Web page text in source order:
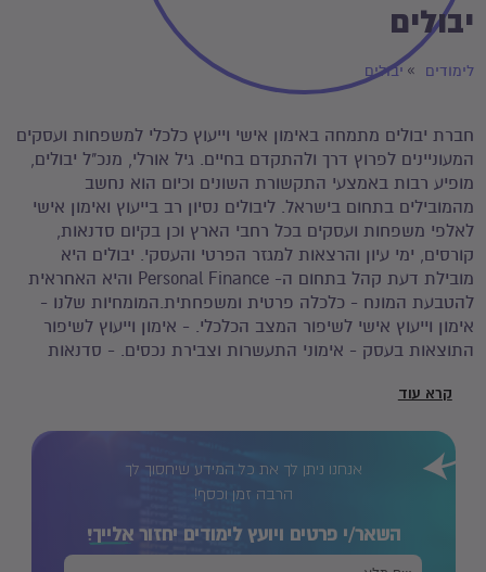
יבולים
לימודים יבולים
חברת יבולים מתמחה באימון אישי וייעוץ כלכלי למשפחות ועסקים
המעוניינים לפרוץ דרך ולהתקדם בחיים. גיל אורלי, מנכ"ל יבולים,
מופיע רבות באמצעי התקשורת השונים וכיום הוא נחשב
מהמובילים בתחום בישראל. ליבולים נסיון רב בייעוץ ואימון אישי
לאלפי משפחות ועסקים בכל רחבי הארץ וכן בקיום סדנאות,
קורסים, ימי עיון והרצאות למגזר הפרטי והעסקי. יבולים היא
מובילת דעת קהל בתחום ה- Personal Finance והיא האחראית
להטבעת המונח - כלכלה פרטית ומשפחתית.המומחיות שלנו -
אימון וייעוץ אישי לשיפור המצב הכלכלי. - אימון וייעוץ לשיפור
התוצאות בעסק - אימוני התעשרות וצבירת נכסים. - סדנאות
פרישה מוקדמת, למשפחות, הכרת שוק ההון, השקעות בנדל"ן
ייעוץ לעובדים בקשיים כלכליים, ייעוץ פנסיוני לקראת פרישה ועוד.
קרא עוד
אנחנו ניתן לך את כל המידע שיחסוך לך
הרבה זמן וכסף!
השאר/י פרטים ויועץ לימודים יחזוראלייך!